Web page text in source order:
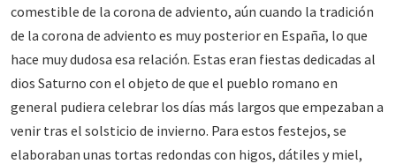
comestible de la corona de adviento, aún cuando la tradición
de la corona de adviento es muy posterior en España, lo que
hace muy dudosa esa relación. Estas eran fiestas dedicadas al
dios Saturno con el objeto de que el pueblo romano en
general pudiera celebrar los días más largos que empezaban a
venir tras el solsticio de invierno. Para estos festejos, se
elaboraban unas tortas redondas con higos, dátiles y miel,